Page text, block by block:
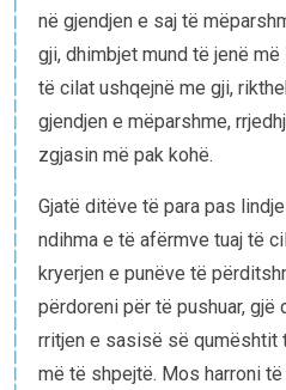
në gjendjen e saj të
gji, dhimbjet mund të jenë
të cilat ushqejnë me gji,
gjendjen e mëparshme,
zgjasin më pak kohë.
Gjatë ditëve të para pas
ndihma e të afërmve tuaj të
kryerjen e punëve të
përdoreni për të pushuar, gjë
rritjen e sasisë së qumështit
më të shpejtë. Mos harroni